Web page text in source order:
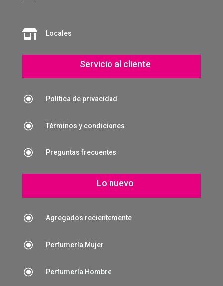
 Locales
Servicio al cliente
\ Política de privacidad
\ Términos y condiciones
\ Preguntas frecuentes
Lo nuevo
\ Agregados recientemente
\ Perfumería Mujer
\ Perfumería Hombre